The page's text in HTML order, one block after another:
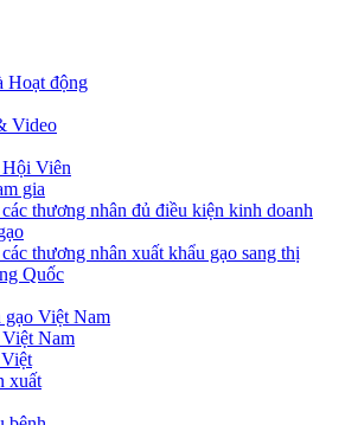
Hoạt động
Video
Hội Viên
gia
thương nhân đủ điều kiện kinh doanh
thương nhân xuất khẩu gạo sang thị
Quốc
gạo Việt Nam
Nam
xuất